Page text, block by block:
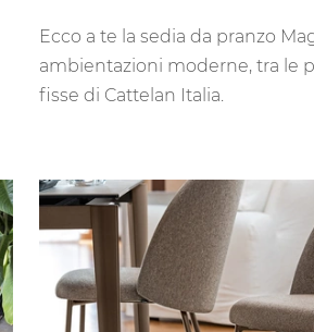
Ecco a te la sedia da pranzo
ambientazioni moderne, tra le
fisse di Cattelan Italia.